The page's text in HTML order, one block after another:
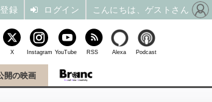
開の映画
X Instagram YouTube RSS Alexa Podcast
録 ログイン こんにちは、ゲストさん